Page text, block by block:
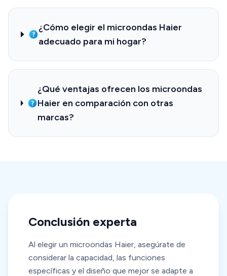
¿Cómo elegir el microondas Haier
adecuado para mi hogar?
¿Qué ventajas ofrecen los microondas
Haier en comparación con otras
marcas?
Conclusión experta
Al elegir un microondas Haier, asegúrate de
considerar la capacidad, las funciones
específicas y el diseño que mejor se adapte a